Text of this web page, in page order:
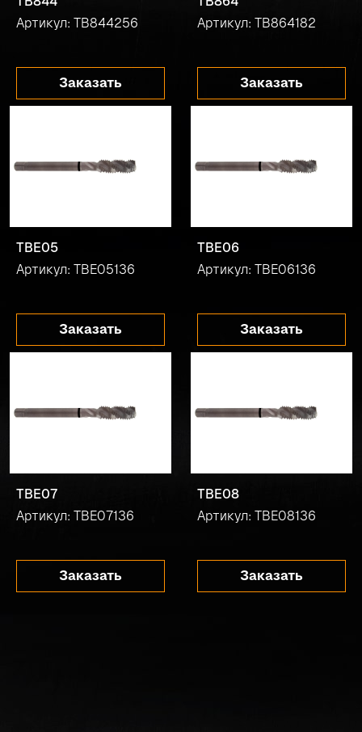
Артикул: TB844256
Заказать
Артикул: TB864182
Заказать
TBE05
Артикул: TBE05136
Заказать
TBE06
Артикул: TBE06136
Заказать
TBE07
Артикул: TBE07136
Заказать
TBE08
Артикул: TBE08136
Заказать